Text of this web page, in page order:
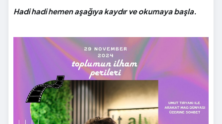
Hadi hadi hemen aşağıya kaydır ve okumaya başla.